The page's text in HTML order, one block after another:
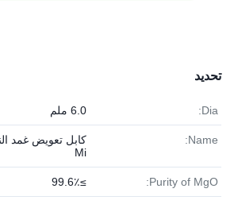
تحديد
Dia: 6.0 ملم
Name:
Mi
Purity of MgO: ≥99.6٪